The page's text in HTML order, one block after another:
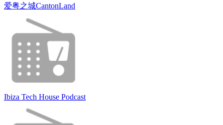
爱粤之城CantonLand
Ibiza Tech House Podcast